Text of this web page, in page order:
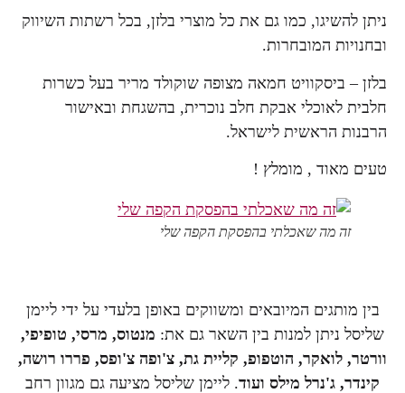
ניתן להשיגו, כמו גם את כל מוצרי בלזן, בכל רשתות השיווק
ובחנויות המובחרות.
בלזן – ביסקוויט חמאה מצופה שוקולד מריר בעל כשרות
חלבית לאוכלי אבקת חלב נוכרית, בהשגחת ובאישור
הרבנות הראשית לישראל.
טעים מאוד , מומלץ !
זה מה שאכלתי בהפסקת הקפה שלי
בין מותגים המיובאים ומשווקים באופן בלעדי על ידי ליימן
שליסל ניתן למנות בין השאר גם את: מנטוס, מרסי, טופיפי,
וורטר, לואקר, הוטפופ, קליית גת, צ'ופה צ'ופס, פררו רושה,
קינדר, ג'נרל מילס ועוד. ליימן שליסל מציעה גם מגוון רחב